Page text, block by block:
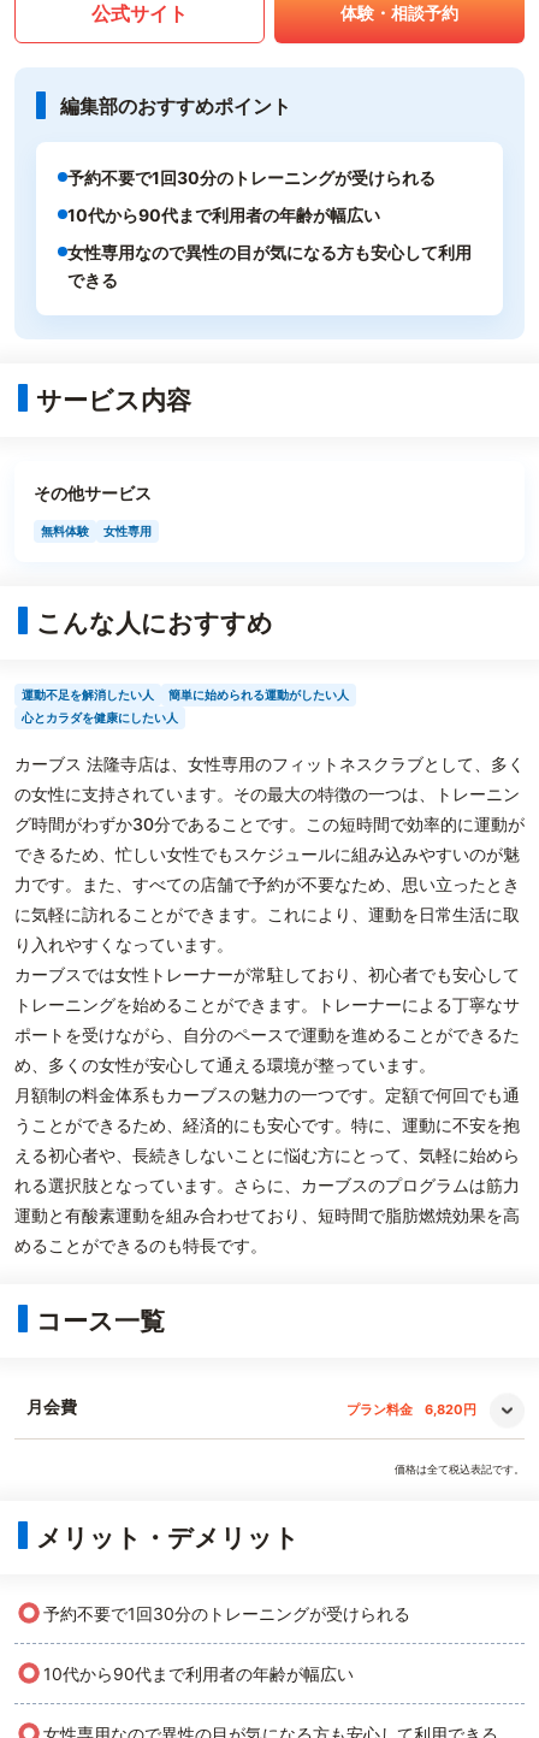
公式サイト 体験・相談予約
編集部のおすすめポイント
予約不要で1回30分のトレーニングが受けられる
10代から90代まで利用者の年齢が幅広い
女性専用なので異性の目が気になる方も安心して利用
できる
サービス内容
その他サービス
無料体験 女性専用
こんな人におすすめ
運動不足を解消したい人
簡単に始められる運動がしたい人
心とカラダを健康にしたい人
カーブス 法隆寺店は、女性専用のフィットネスクラブとして、多く
の女性に支持されています。その最大の特徴の一つは、トレーニン
グ時間がわずか30分であることです。この短時間で効率的に運動が
できるため、忙しい女性でもスケジュールに組み込みやすいのが魅
力です。また、すべての店舗で予約が不要なため、思い立ったとき
に気軽に訪れることができます。これにより、運動を日常生活に取
り入れやすくなっています。
カーブスでは女性トレーナーが常駐しており、初心者でも安心して
トレーニングを始めることができます。トレーナーによる丁寧なサ
ポートを受けながら、自分のペースで運動を進めることができるた
め、多くの女性が安心して通える環境が整っています。
月額制の料金体系もカーブスの魅力の一つです。定額で何回でも通
うことができるため、経済的にも安心です。特に、運動に不安を抱
える初心者や、長続きしないことに悩む方にとって、気軽に始めら
れる選択肢となっています。さらに、カーブスのプログラムは筋力
運動と有酸素運動を組み合わせており、短時間で脂肪燃焼効果を高
めることができるのも特長です。
コース一覧
月会費 プラン料金 6,820円
価格は全て税込表記です。
メリット・デメリット
○予約不要で1回30分のトレーニングが受けられる
○10代から90代まで利用者の年齢が幅広い